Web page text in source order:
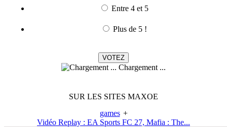
Entre 4 et 5
Plus de 5 !
Chargement ...
SUR LES SITES MAXOE
games +
Vidéo Replay : EA Sports FC 27, Mafia : The...